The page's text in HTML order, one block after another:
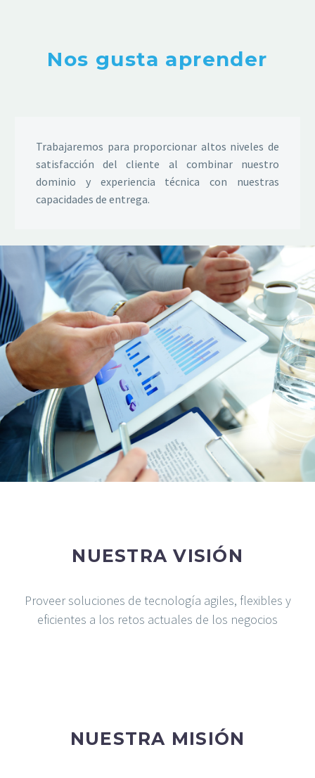
Nos gusta aprender
Trabajaremos para proporcionar altos niveles de
satisfacción del cliente al combinar nuestro
dominio y experiencia técnica con nuestras
capacidades de entrega.
NUESTRA VISIÓN
Proveer soluciones de tecnología agiles, flexibles y
eficientes a los retos actuales de los negocios
NUESTRA MISIÓN